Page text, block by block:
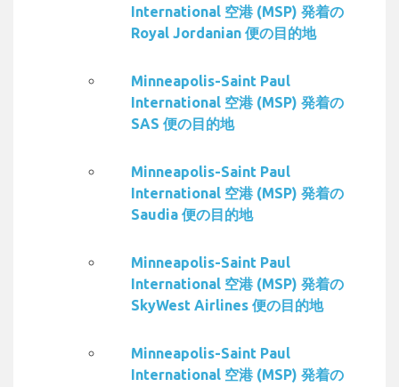
International 空港 (MSP) 発着の
Royal Jordanian 便の目的地
Minneapolis-Saint Paul
International 空港 (MSP) 発着の
SAS 便の目的地
Minneapolis-Saint Paul
International 空港 (MSP) 発着の
Saudia 便の目的地
Minneapolis-Saint Paul
International 空港 (MSP) 発着の
SkyWest Airlines 便の目的地
Minneapolis-Saint Paul
International 空港 (MSP) 発着の